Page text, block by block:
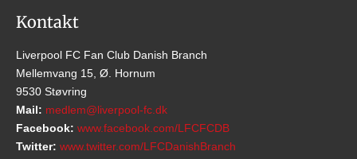
Kontakt
Liverpool FC Fan Club Danish Branch
Mellemvang 15, Ø. Hornum
9530 Støvring
Mail: medlem@liverpool-fc.dk
Facebook: www.facebook.com/LFCFCDB
Twitter: www.twitter.com/LFCDanishBranch